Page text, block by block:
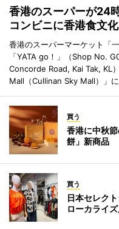
香港のスーパーが24
コンビニに香港食文
香港のスーパーマーケット「
「YATA go！」（Shop No.
Concorde Road, Kai Tak, KL
Mall（Cullinan Sky Mall）」に
買う
香港に中秋
餅」新商品
買う
日本セレク
ローカライ